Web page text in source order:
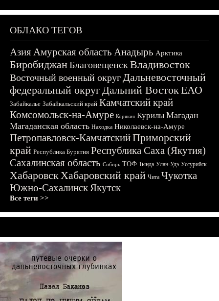
ОБЛАКО ТЕГОВ
АзияАмурская область Анадырь Арктика
БиробиджанБлаговещенскВладивосток
Восточный военный округДальневосточный
федеральный округДальний ВостокЕАО
Забайкалье Забайкальский край Камчатский край
Комсомольск-на-Амуре Корякия Курилы Магадан
Магаданская область Находка Николаевск-на-Амуре
Петропавловск-КамчатскийПриморский
край Республика Бурятия Республика Саха (Якутия)
Сахалинская область Сибирь ТОФ Тында Улан-Удэ Уссурийск
ХабаровскХабаровский край Чита Чукотка
Южно-СахалинскЯкутск
Все теги >>